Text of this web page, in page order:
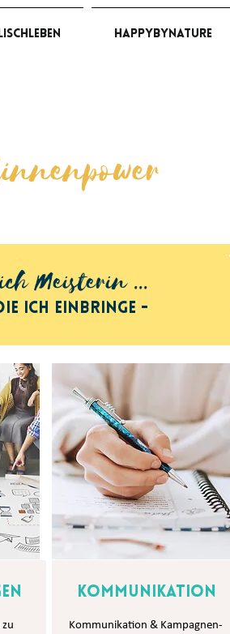
HappybyNature
Meisterin ...
ich Einbringe -
Kommunikation
Kommunikation & Kampagnen-